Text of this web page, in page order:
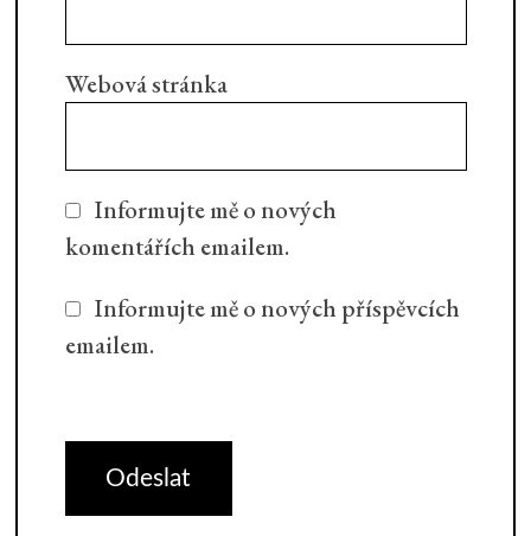
Webová stránka
Informujte mě o nových
komentářích emailem.
Informujte mě o nových příspěvcích
emailem.